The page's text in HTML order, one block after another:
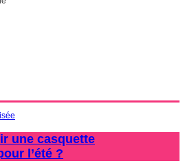
une casquette
l’été ?